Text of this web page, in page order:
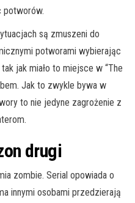
potworów.
są zmuszeni do
potworami wybierając
jak miało to miejsce w “The
Jak to zwykle bywa w
to nie jedyne zagrożenie z
drugi
zombie. Serial opowiada o
innymi osobami przedzierają